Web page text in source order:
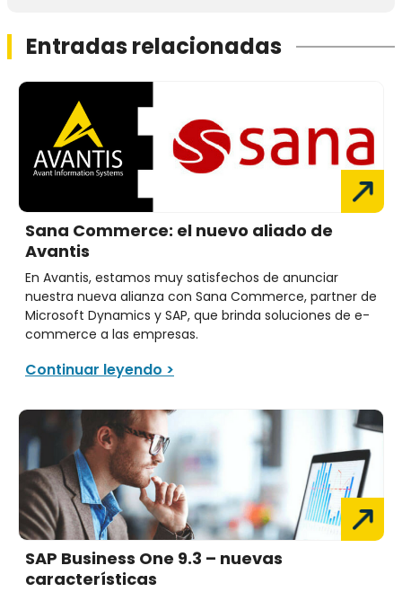
Entradas relacionadas
Sana Commerce: el nuevo aliado de
Avantis
En Avantis, estamos muy satisfechos de anunciar
nuestra nueva alianza con Sana Commerce, partner de
Microsoft Dynamics y SAP, que brinda soluciones de e-
commerce a las empresas.
Continuar leyendo >
SAP Business One 9.3 – nuevas
características